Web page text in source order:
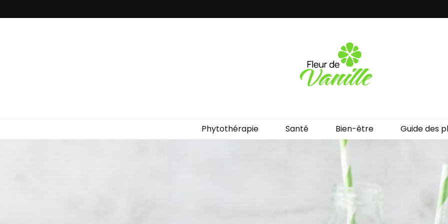
Phytothérapie Santé Bien-être Guide des